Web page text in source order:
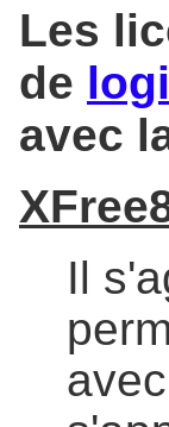
Les
de
avec
Il